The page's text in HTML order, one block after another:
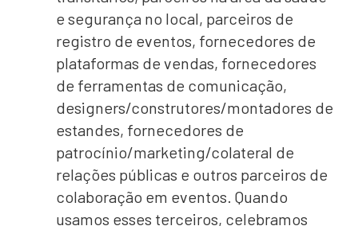
e segurança no local, parceiros de
registro de eventos, fornecedores de
plataformas de vendas, fornecedores
de ferramentas de comunicação,
designers/construtores/montadores de
estandes, fornecedores de
patrocínio/marketing/colateral de
relações públicas e outros parceiros de
colaboração em eventos. Quando
usamos esses terceiros, celebramos